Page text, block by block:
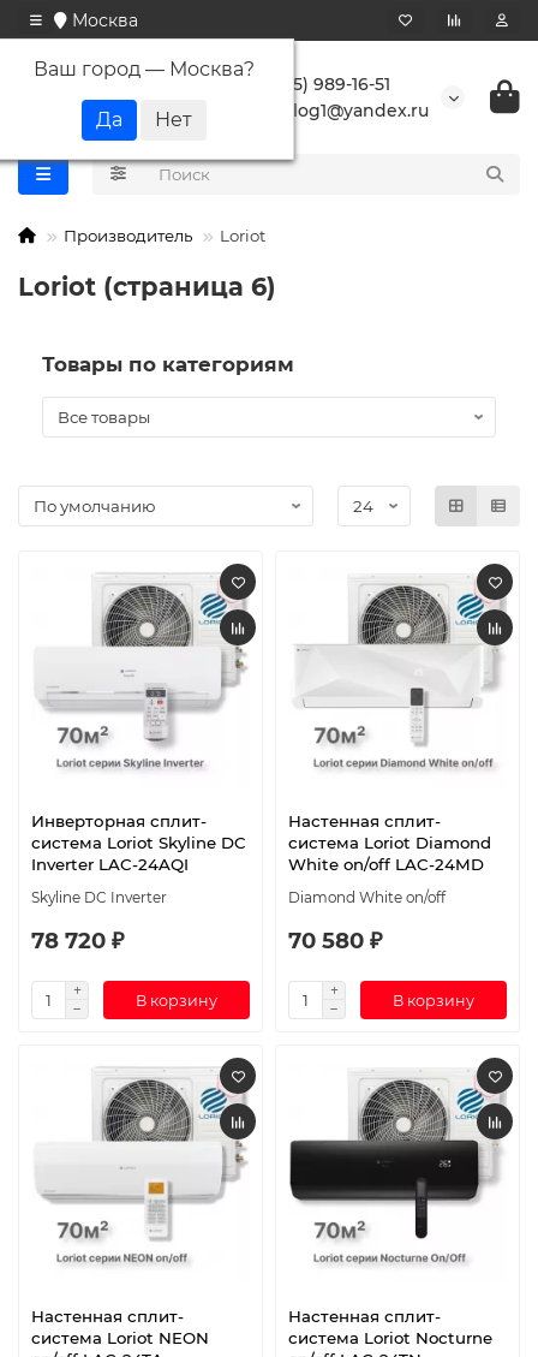
Москва
Ваш город — Москва?
+7 (495) 989-16-51
buranlog1@yandex.ru
Производитель Loriot
Loriot (страница 6)
Товары по категориям
Инверторная сплит-
система Loriot Skyline DC
Inverter LAC-24AQI
Skyline DC Inverter
78 720 ₽
В корзину
Настенная сплит-
система Loriot Diamond
White on/off LAC-24MD
Diamond White on/off
70 580 ₽
В корзину
Настенная сплит-
система Loriot NEON
Настенная сплит-
система Loriot Nocturne